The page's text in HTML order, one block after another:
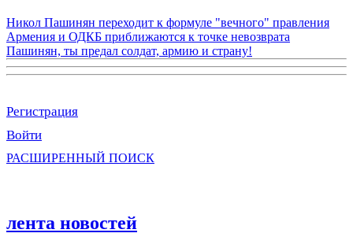
Никол Пашинян переходит к формуле "вечного" правления
Армения и ОДКБ приближаются к точке невозврата
Пашинян, ты предал солдат, армию и страну!
Регистрация
Войти
РАСШИРЕННЫЙ ПОИСК
лента новостей